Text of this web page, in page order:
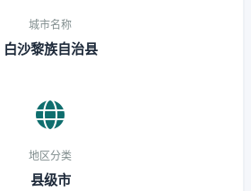
城市名称
白沙黎族自治县
地区分类
县级市